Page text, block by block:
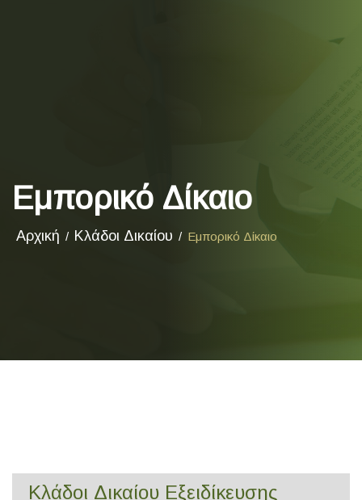
Εμπορικό Δίκαιο
Αρχική Κλάδοι Δικαίου Εμπορικό Δίκαιο
Κλάδοι Δικαίου Εξειδίκευσης